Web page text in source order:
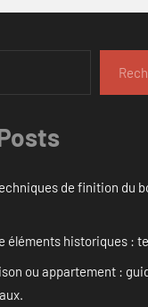
de finition du
éléments historiques :
ou appartement :